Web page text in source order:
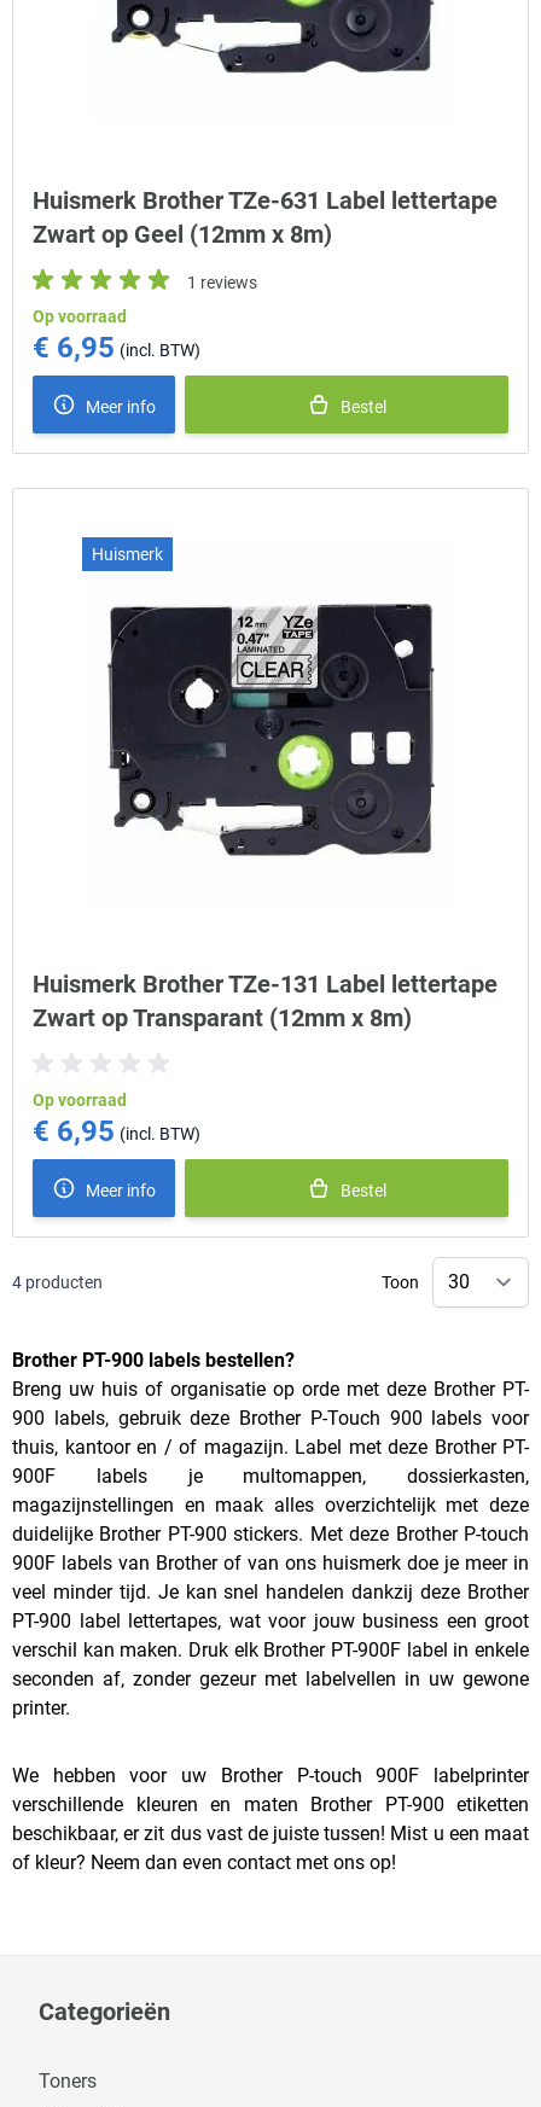
Huismerk Brother TZe-631 Label lettertape
Zwart op Geel (12mm x 8m)
1 reviews
Op voorraad
€ 6,95
Meer info Bestel
Huismerk
Huismerk Brother TZe-131 Label lettertape
Zwart op Transparant (12mm x 8m)
Op voorraad
€ 6,95
Meer info Bestel
4 producten Toon
Brother PT-900 labels bestellen?
Breng uw huis of organisatie op orde met deze Brother PT-
900 labels, gebruik deze Brother P-Touch 900 labels voor
thuis, kantoor en / of magazijn. Label met deze Brother PT-
900F labels je multomappen, dossierkasten,
magazijnstellingen en maak alles overzichtelijk met deze
duidelijke Brother PT-900 stickers. Met deze Brother P-touch
900F labels van Brother of van ons huismerk doe je meer in
veel minder tijd. Je kan snel handelen dankzij deze Brother
PT-900 label lettertapes, wat voor jouw business een groot
verschil kan maken. Druk elk Brother PT-900F label in enkele
seconden af, zonder gezeur met labelvellen in uw gewone
printer.
We hebben voor uw Brother P-touch 900F labelprinter
verschillende kleuren en maten Brother PT-900 etiketten
beschikbaar, er zit dus vast de juiste tussen! Mist u een maat
of kleur? Neem dan even contact met ons op!
Categorieën
Toners